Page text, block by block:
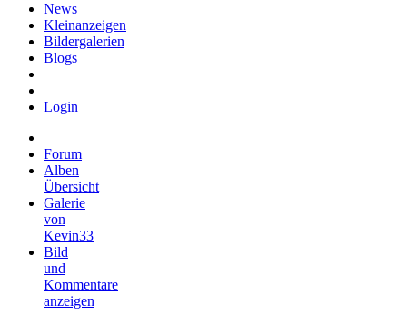
News
Kleinanzeigen
Bildergalerien
Blogs
Login
Forum
Alben
Übersicht
Galerie
von
Kevin33
Bild
und
Kommentare
anzeigen